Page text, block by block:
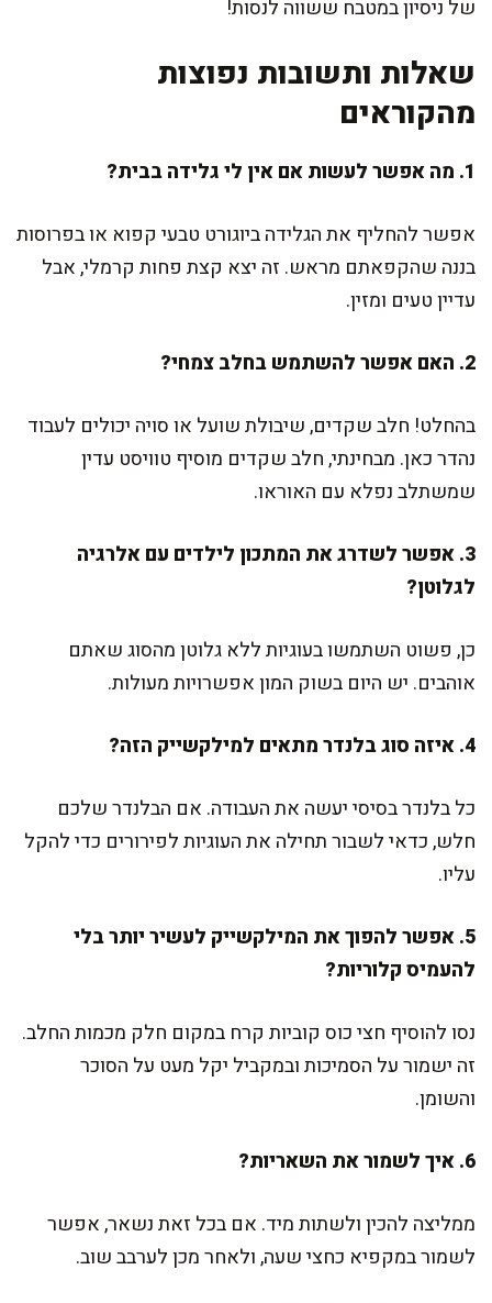
של ניסיון במטבח ששווה לנסות!
שאלות ותשובות נפוצות
מהקוראים
1. מה אפשר לעשות אם אין לי גלידה בבית?
אפשר להחליף את הגלידה ביוגורט טבעי קפוא או בפרוסות
בננה שהקפאתם מראש. זה יצא קצת פחות קרמלי, אבל
עדיין טעים ומזין.
2. האם אפשר להשתמש בחלב צמחי?
בהחלט! חלב שקדים, שיבולת שועל או סויה יכולים לעבוד
נהדר כאן. מבחינתי, חלב שקדים מוסיף טוויסט עדין
שמשתלב נפלא עם האוראו.
3. אפשר לשדרג את המתכון לילדים עם אלרגיה
לגלוטן?
כן, פשוט השתמשו בעוגיות ללא גלוטן מהסוג שאתם
אוהבים. יש היום בשוק המון אפשרויות מעולות.
4. איזה סוג בלנדר מתאים למילקשייק הזה?
כל בלנדר בסיסי יעשה את העבודה. אם הבלנדר שלכם
חלש, כדאי לשבור תחילה את העוגיות לפירורים כדי להקל
עליו.
5. אפשר להפוך את המילקשייק לעשיר יותר בלי
להעמיס קלוריות?
נסו להוסיף חצי כוס קוביות קרח במקום חלק מכמות החלב.
זה ישמור על הסמיכות ובמקביל יקל מעט על הסוכר
והשומן.
6. איך לשמור את השאריות?
ממליצה להכין ולשתות מיד. אם בכל זאת נשאר, אפשר
לשמור במקפיא כחצי שעה, ולאחר מכן לערבב שוב.